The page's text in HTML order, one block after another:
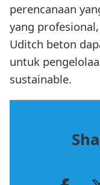
perencanaan
yang
Uditch beton
untuk
sustainable.